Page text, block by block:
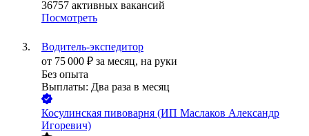
36757 активных вакансий
Посмотреть
Водитель-экспедитор
от 75 000 ₽ за месяц, на руки
Без опыта
Выплаты: Два раза в месяц
Косулинская пивоварня (ИП Маслаков Александр
Игоревич)